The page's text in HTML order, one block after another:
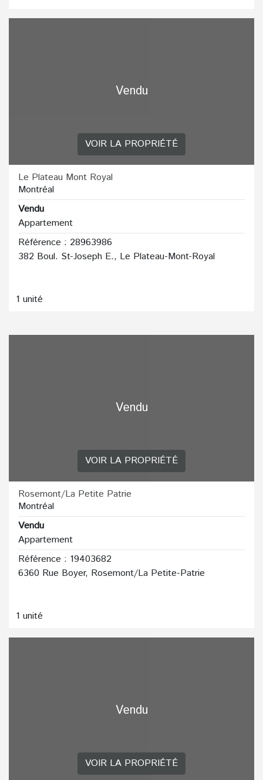
Vendu
VOIR LA PROPRIÉTÉ
Le Plateau Mont Royal
Montréal
Vendu
Appartement
Référence : 28963986
382 Boul. St-Joseph E., Le Plateau-Mont-Royal
1 unité
Vendu
VOIR LA PROPRIÉTÉ
Rosemont/La Petite Patrie
Montréal
Vendu
Appartement
Référence : 19403682
6360 Rue Boyer, Rosemont/La Petite-Patrie
1 unité
Vendu
VOIR LA PROPRIÉTÉ